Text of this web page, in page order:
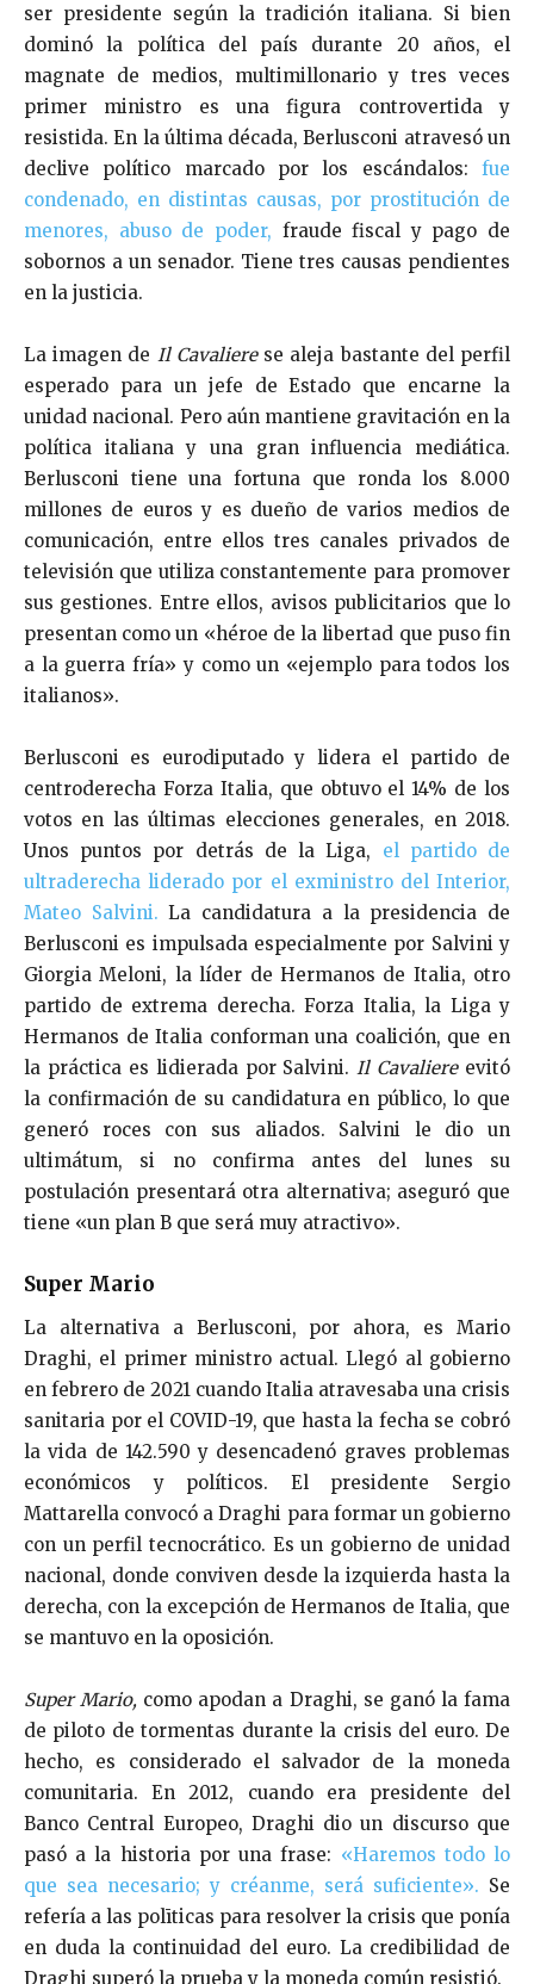
ser presidente según la tradición italiana. Si bien
dominó la política del país durante 20 años, el
magnate de medios, multimillonario y tres veces
primer ministro es una figura controvertida y
resistida. En la última década, Berlusconi atravesó un
declive político marcado por los escándalos: fue
condenado, en distintas causas, por prostitución de
menores, abuso de poder, fraude fiscal y pago de
sobornos a un senador. Tiene tres causas pendientes
en la justicia.
La imagen de Il Cavalierese aleja bastante del perfil
esperado para un jefe de Estado que encarne la
unidad nacional. Pero aún mantiene gravitación en la
política italiana y una gran influencia mediática.
Berlusconi tiene una fortuna que ronda los 8.000
millones de euros y es dueño de varios medios de
comunicación, entre ellos tres canales privados de
televisión que utiliza constantemente para promover
sus gestiones. Entre ellos, avisos publicitarios que lo
presentan como un «héroe de la libertad que puso fin
a la guerra fría» y como un «ejemplo para todos los
italianos».
Berlusconi es eurodiputado y lidera el partido de
centroderecha Forza Italia, que obtuvo el 14% de los
votos en las últimas elecciones generales, en 2018.
Unos puntos por detrás de la Liga, el partido de
ultraderecha liderado por el exministro del Interior,
Mateo Salvini. La candidatura a la presidencia de
Berlusconi es impulsada especialmente por Salvini y
Giorgia Meloni, la líder de Hermanos de Italia, otro
partido de extrema derecha. Forza Italia, la Liga y
Hermanos de Italia conforman una coalición, que en
la práctica es lidierada por Salvini. Il Cavaliereevitó
la confirmación de su candidatura en público, lo que
generó roces con sus aliados. Salvini le dio un
ultimátum, si no confirma antes del lunes su
postulación presentará otra alternativa; aseguró que
tiene «un plan B que será muy atractivo».
Super Mario
La alternativa a Berlusconi, por ahora, es Mario
Draghi, el primer ministro actual. Llegó al gobierno
en febrero de 2021 cuando Italia atravesaba una crisis
sanitaria por el COVID-19, que hasta la fecha se cobró
la vida de 142.590 y desencadenó graves problemas
económicos y políticos. El presidente Sergio
Mattarella convocó a Draghi para formar un gobierno
con un perfil tecnocrático. Es un gobierno de unidad
nacional, donde conviven desde la izquierda hasta la
derecha, con la excepción de Hermanos de Italia, que
se mantuvo en la oposición.
Super Mario, como apodan a Draghi, se ganó la fama
de piloto de tormentas durante la crisis del euro. De
hecho, es considerado el salvador de la moneda
comunitaria. En 2012, cuando era presidente del
Banco Central Europeo, Draghi dio un discurso que
pasó a la historia por una frase: «Haremos todo lo
que sea necesario; y créanme, será suficiente». Se
refería a las polīticas para resolver la crisis que ponía
en duda la continuidad del euro. La credibilidad de
Draghi superó la prueba y la moneda común resistió.